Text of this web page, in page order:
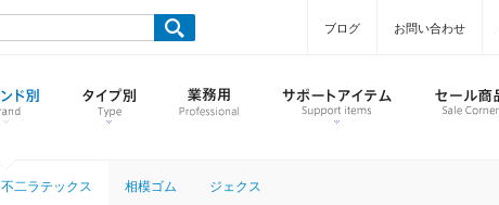
ブログ お問い合わせ
不二ラテックス 相模ゴム ジェクス